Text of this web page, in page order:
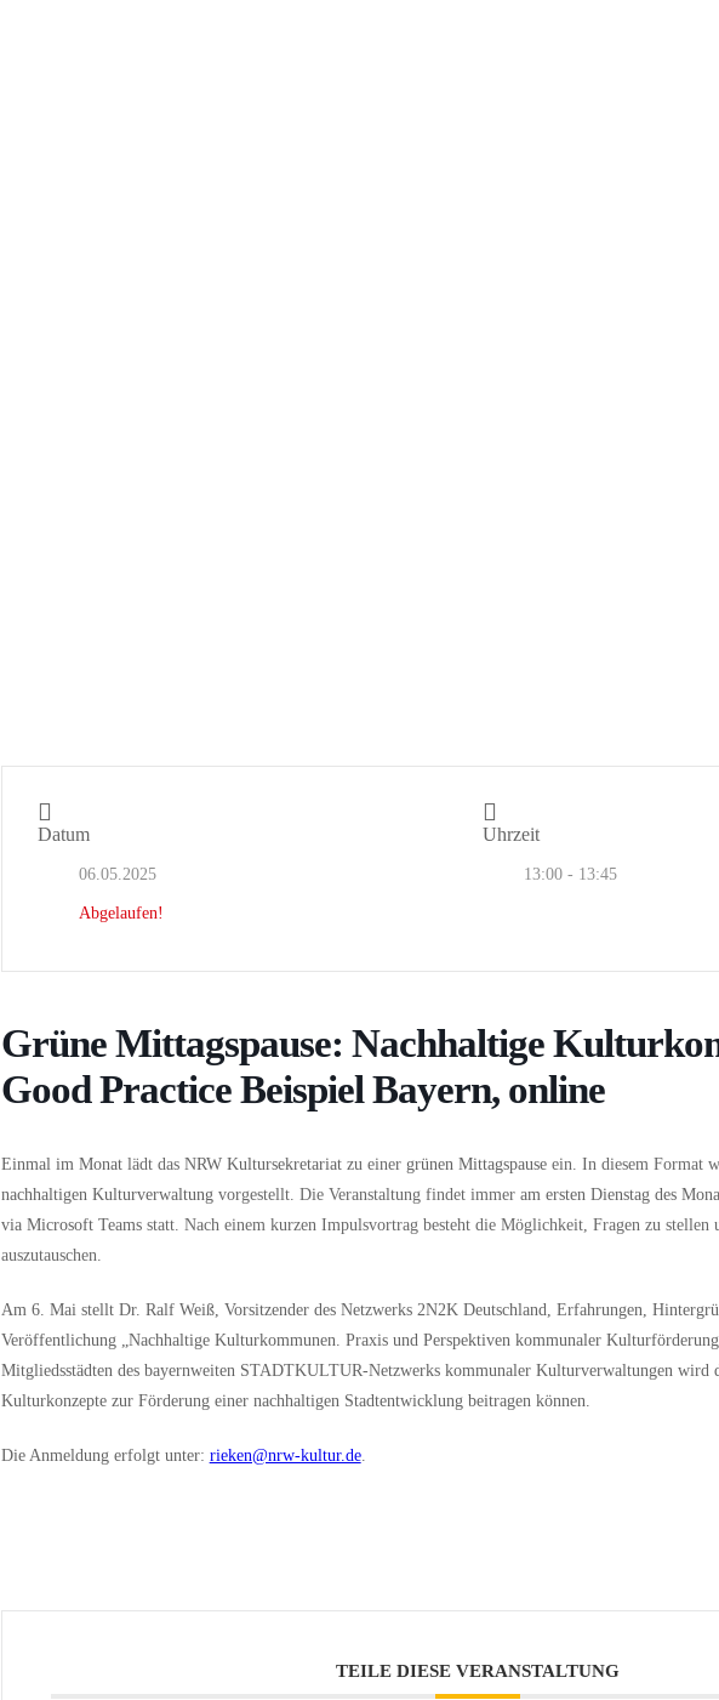
Datum
06.05.2025
Abgelaufen!
Uhrzeit
13:00 - 13:45
Grüne Mittagspause: Nachhaltige
Good Practice Beispiel Bayern, online
Einmal im Monatlädt das NRW Kultursekretariat zu einer grünen Mittagspauseein. In diesem Format
nachhaltigen Kulturverwaltung vorgestellt. Die Veranstaltung findet immer am ersten Dienstag des
via Microsoft Teamsstatt. Nach einem kurzen Impulsvortrag besteht die Möglichkeit, Fragen zu stellen
auszutauschen.
Am 6. Mai stellt Dr. Ralf Weiß, Vorsitzender des Netzwerks 2N2K Deutschland, Erfahrungen,
Veröffentlichung „Nachhaltige Kulturkommunen. Praxis und Perspektiven kommunaler
Mitgliedsstädten des bayernweiten STADTKULTUR-Netzwerks kommunaler Kulturverwaltungen wird
Kulturkonzepte zur Förderung einer nachhaltigen Stadtentwicklung beitragen können.
Die Anmeldung erfolgt unter: rieken@nrw-kultur.de.
TEILE DIESE VERANSTALTUNG